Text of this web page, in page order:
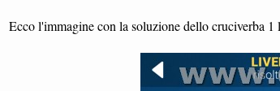
Ecco l'immagine con la soluzione dello cruciverba